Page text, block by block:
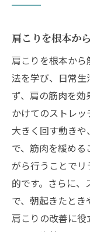
肩こりを根本か
肩こりを根本か
法を学び、日常生
ず、肩の筋肉を
かけてのストレ
大きく回す動き
で、筋肉を緩め
がら行うことで
的です。さらに
で、朝起きたとき
肩こりの改善に